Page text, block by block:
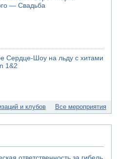
Саудовскому танкеру
ворваться в офис
портом
Ирана
— Свадьба
Сердце-Шоу на льду с хитами
1&2
и клубов Все мероприятия